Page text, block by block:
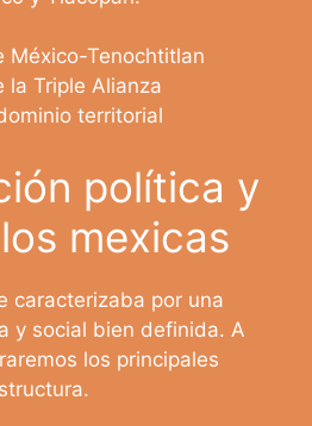
México-Tenochtitlan
la Triple Alianza
territorial
política y
mexicas
caracterizaba por una
y social bien definida. A
los principales